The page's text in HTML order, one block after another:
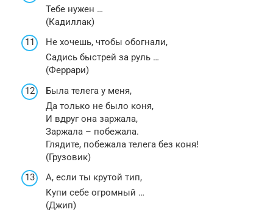
Тебе нужен …
(Кадиллак)
Не хочешь, чтобы обогнали,
Садись быстрей за руль …
(Феррари)
Была телега у меня,
Да только не было коня,
И вдруг она заржала,
Заржала – побежала.
Глядите, побежала телега без коня!
(Грузовик)
А, если ты крутой тип,
Купи себе огромный …
(Джип)